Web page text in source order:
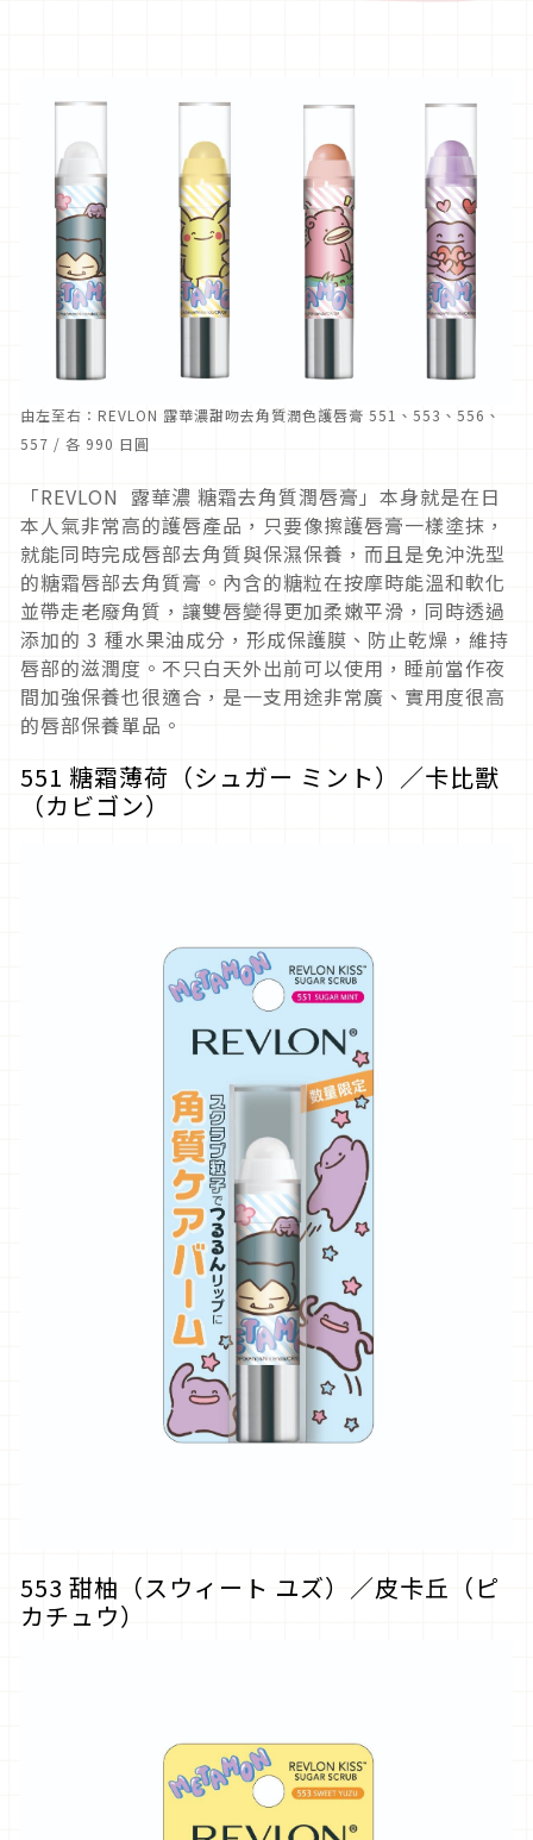
由左至右：REVLON 露華濃甜吻去角質潤色護唇膏 551、553、556、
557 / 各 990 日圓
「REVLON 露華濃 糖霜去角質潤唇膏」本身就是在日
本人氣非常高的護唇產品，只要像擦護唇膏一樣塗抹，
就能同時完成唇部去角質與保濕保養，而且是免沖洗型
的糖霜唇部去角質膏。內含的糖粒在按摩時能溫和軟化
並帶走老廢角質，讓雙唇變得更加柔嫩平滑，同時透過
添加的 3 種水果油成分，形成保護膜、防止乾燥，維持
唇部的滋潤度。不只白天外出前可以使用，睡前當作夜
間加強保養也很適合，是一支用途非常廣、實用度很高
的唇部保養單品。
551 糖霜薄荷（シュガー ミント）／卡比獸
（カビゴン）
553 甜柚（スウィート ユズ）／皮卡丘（ピ
カチュウ）